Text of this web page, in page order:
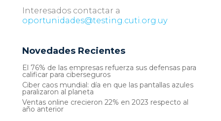
Interesados contactar a
oportunidades@testing.cuti.org.uy
Novedades Recientes
El 76% de las empresas refuerza sus defensas para
calificar para ciberseguros
Ciber caos mundial: día en que las pantallas azules
paralizaron al planeta
Ventas online crecieron 22% en 2023 respecto al
año anterior